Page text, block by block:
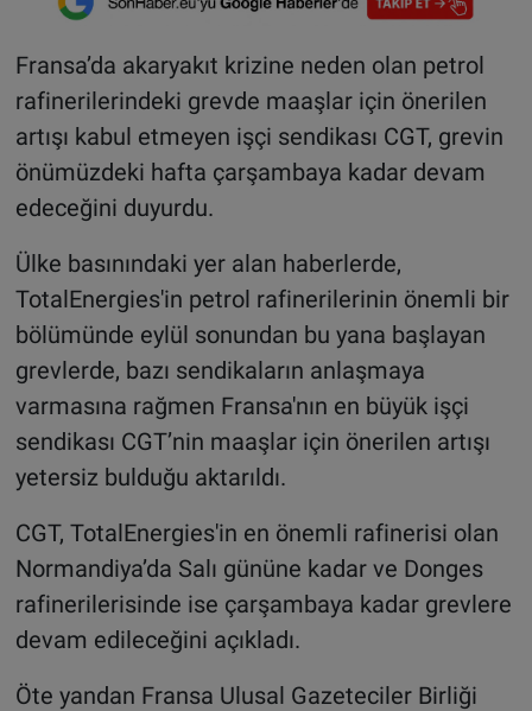
Fransa’da akaryakıt krizine neden olan petrol
rafinerilerindeki grevde maaşlar için önerilen
artışı kabul etmeyen işçi sendikası CGT, grevin
önümüzdeki hafta çarşambaya kadar devam
edeceğini duyurdu.
Ülke basınındaki yer alan haberlerde,
TotalEnergies'in petrol rafinerilerinin önemli bir
bölümünde eylül sonundan bu yana başlayan
grevlerde, bazı sendikaların anlaşmaya
varmasına rağmen Fransa'nın en büyük işçi
sendikası CGT’nin maaşlar için önerilen artışı
yetersiz bulduğu aktarıldı.
CGT, TotalEnergies'in en önemli rafinerisi olan
Normandiya’da Salı gününe kadar ve Donges
rafinerilerisinde ise çarşambaya kadar grevlere
devam edileceğini açıkladı.
Öte yandan Fransa Ulusal Gazeteciler Birliği